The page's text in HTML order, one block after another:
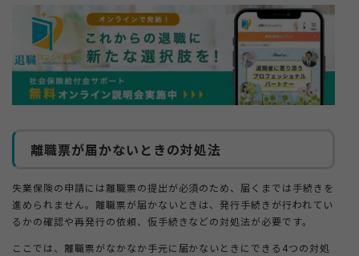
離職票が届かないときの対処法
失業保険の申請には離職票の提出が必須のため、届くまでは手続きを
進められません。離職票が届かないときは、発行手続きが行われてい
るかの確認や再発行の依頼、仮手続きなどの対処法が必要です。
ここでは、離職票がなかなか手元に届かないときにできる4つの対処